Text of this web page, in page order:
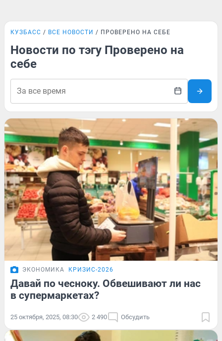
КУЗБАСС ВСЕ НОВОСТИ ПРОВЕРЕНО НА СЕБЕ
Новости по тэгу Проверено на
себе
ЭКОНОМИКА КРИЗИС-2026
Давай по чесноку. Обвешивают ли нас
в супермаркетах?
25 октября, 2025, 08:30 2 490 Обсудить